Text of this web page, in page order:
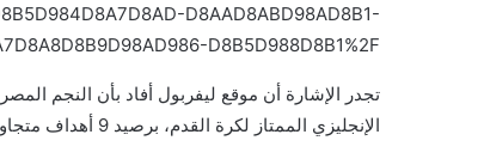
D8AAD8ABD98AD8B1-
D8B5D988D8B1%2F
تجدر الإشارة أن موقع ليفربول أفاد بأن النجم
الإنجليزي الممتاز لكرة القدم، برصيد 9 أهداف متجاوزا بفارق هدف صاحب الرقم القياسي السابق روبي فاولر.